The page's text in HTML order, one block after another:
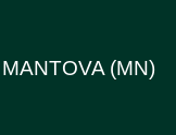
(MN)